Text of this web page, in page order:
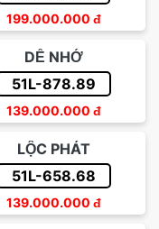
199.000.000 đ
DỄ NHỚ
51L-878.89
139.000.000 đ
LỘC PHÁT
51L-658.68
139.000.000 đ